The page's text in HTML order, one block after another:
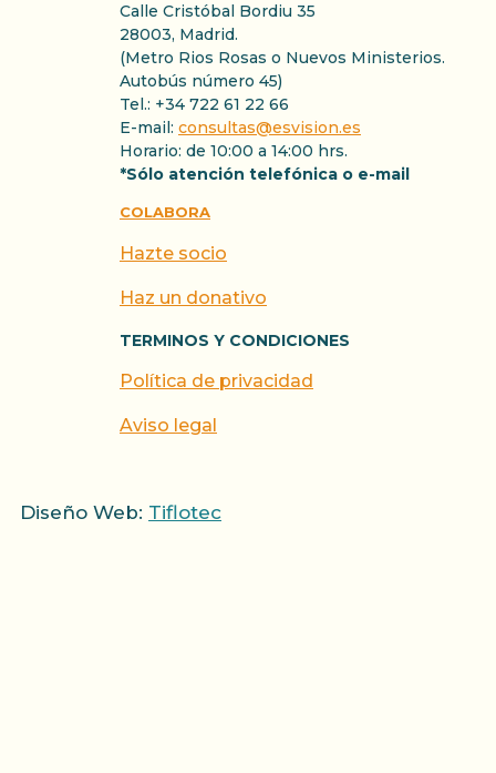
Calle Cristóbal Bordiu 35
28003, Madrid.
(Metro Rios Rosas o Nuevos Ministerios.
Autobús número 45)
Tel.: +34 722 61 22 66
E-mail: consultas@esvision.es
Horario: de 10:00 a 14:00 hrs.
*Sólo atención telefónica o e-mail
COLABORA
Hazte socio
Haz un donativo
TERMINOS Y CONDICIONES
Política de privacidad
Aviso legal
Diseño Web: Tiflotec